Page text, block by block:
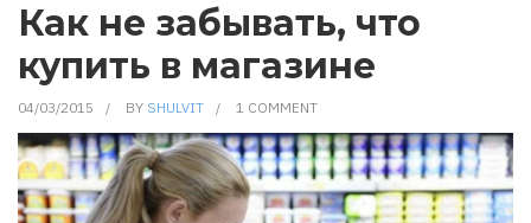
Как не забывать, что
купить в магазине
04/03/2015 BY SHULVIT 1 COMMENT